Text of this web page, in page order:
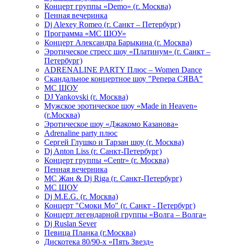
Концерт группы «Demo» (г. Москва)
Пенная вечеринка
Dj Alexey Romeo (г. Санкт – Петербург)
Программа «МС ШОУ»
Концерт Александра Барыкина (г. Москва)
Эротическое стресс шоу «Платинум» (г. Санкт –
Петербург)
ADRENALINE PARTY Плюс – Women Dance
Скандальное концертное шоу "Репера СЯВА"
МС ШОУ
DJ Yankovski (г. Москва)
Мужское эротическое шоу «Made in Heaven»
(г.Москва)
Эротическое шоу «Джакомо Казанова»
Adrenaline party плюс
Сергей Глушко и Тарзан шоу (г. Москва)
Dj Anton Liss (г. Санкт-Петербург)
Концерт группы «Centr» (г. Москва)
Пенная вечерника
МС Жан & Dj Riga (г. Санкт-Петербург)
МС ШОУ
Dj M.E.G. (г. Москва)
Концерт "Смоки Мо" (г. Санкт - Петербург)
Концерт легендарной группы «Волга – Волга»
Dj Ruslan Sever
Певица Планка (г.Москва)
Дискотека 80/90-х «Пять Звезд»